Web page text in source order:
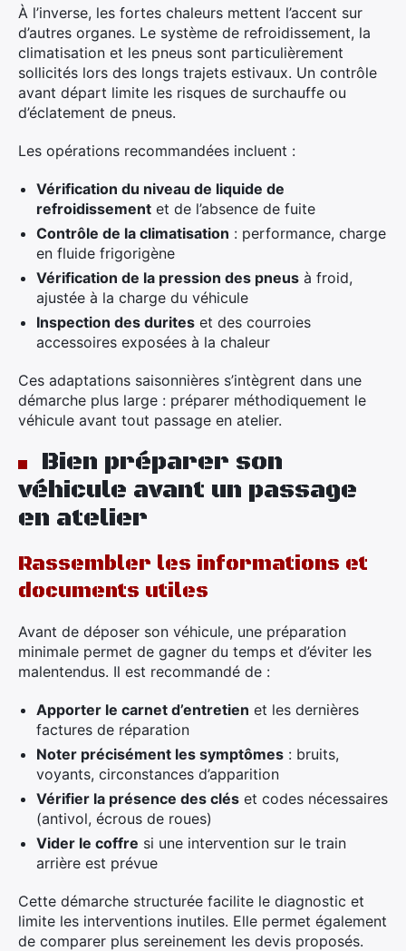
À l’inverse, les fortes chaleurs mettent l’accent sur
d’autres organes. Le système de refroidissement, la
climatisation et les pneus sont particulièrement
sollicités lors des longs trajets estivaux. Un contrôle
avant départ limite les risques de surchauffe ou
d’éclatement de pneus.
Les opérations recommandées incluent :
Vérification du niveau de liquide de
refroidissement et de l’absence de fuite
Contrôle de la climatisation : performance, charge
en fluide frigorigène
Vérification de la pression des pneus à froid,
ajustée à la charge du véhicule
Inspection des durites et des courroies
accessoires exposées à la chaleur
Ces adaptations saisonnières s’intègrent dans une
démarche plus large : préparer méthodiquement le
véhicule avant tout passage en atelier.
Bien préparer son
véhicule avant un passage
en atelier
Rassembler les informations et
documents utiles
Avant de déposer son véhicule, une préparation
minimale permet de gagner du temps et d’éviter les
malentendus. Il est recommandé de :
Apporter le carnet d’entretien et les dernières
factures de réparation
Noter précisément les symptômes : bruits,
voyants, circonstances d’apparition
Vérifier la présence des clés et codes nécessaires
(antivol, écrous de roues)
Vider le coffre si une intervention sur le train
arrière est prévue
Cette démarche structurée facilite le diagnostic et
limite les interventions inutiles. Elle permet également
de comparer plus sereinement les devis proposés.